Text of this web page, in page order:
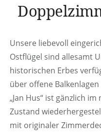
Unsere liebevoll
Ostflügel sind allesamt
historischen Erbes
über offene
„Jan Hus“ ist gänzlich
Zustand
mit originaler